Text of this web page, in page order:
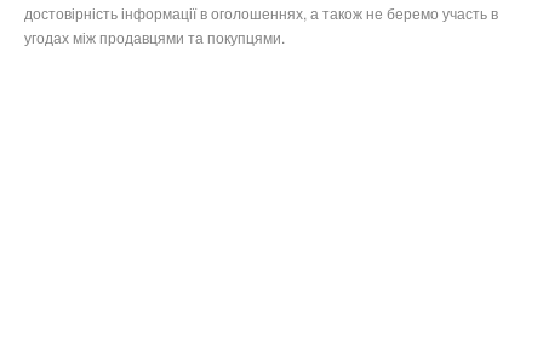
достовірність інформації в оголошеннях, а також не беремо участь в
угодах між продавцями та покупцями.